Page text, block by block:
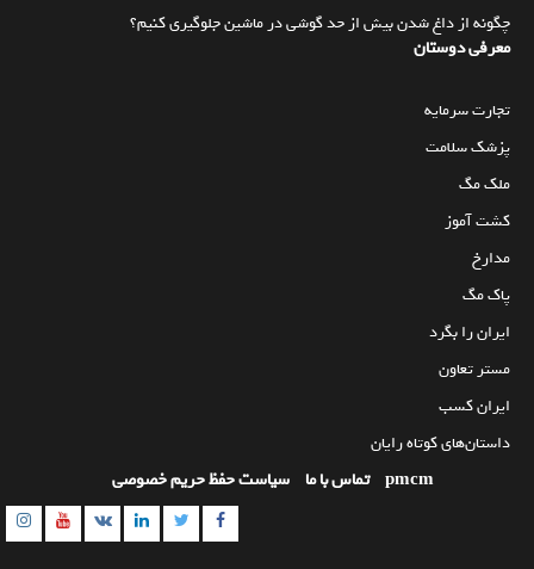
چگونه از داغ شدن بیش از حد گوشی در ماشین جلوگیری کنیم؟
معرفی دوستان
تجارت سرمایه
پزشک سلامت
ملک مگ
کشت آموز
مدارخ
پاک مگ
ایران را بگرد
مستر تعاون
ایران کسب
داستان‌های کوتاه رایان
pmcm تماس با ما سیاست حفظ حریم خصوصی
Facebook
Twitter
Linkedin
VK